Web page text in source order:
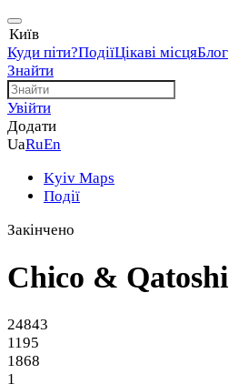
Київ
Куди піти?ПодіїЦікаві місцяБлог
Знайти
Увійти
Додати
UaRuEn
Kyiv Maps
Події
Закінчено
Chico & Qatoshi
24843
1195
1868
1